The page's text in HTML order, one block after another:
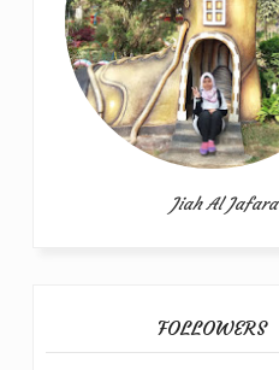
Jiah Al Jafara
FOLLOWERS